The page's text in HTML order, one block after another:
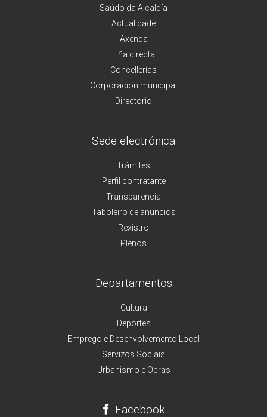
Saúdo da Alcaldía
Actualidade
Axenda
Liña directa
Concellerías
Corporación municipal
Directorio
Sede electrónica
Trámites
Perfil contratante
Transparencia
Taboleiro de anuncios
Rexistro
Plenos
Departamentos
Cultura
Deportes
Emprego e Desenvolvemento Local
Servizos Sociais
Urbanismo e Obras
Facebook